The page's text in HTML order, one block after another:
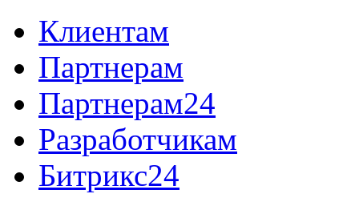
Клиентам
Партнерам
Партнерам24
Разработчикам
Битрикс24